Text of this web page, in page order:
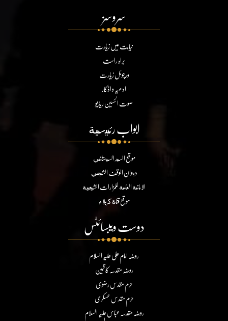
سروسز
نیابت میں زیارت
براہ راست
ورچوئل زیارت
ادعیہ و اذکار
صوت الحسین ریڈیو
ابواب رئيسية
موقع السيد السيستاني
ديوان الوقف الشيعي
الامانة العامة للمزارات الشيعية
موقع قناة كربلاء
دوست ویبسائٹس
روضہ امام علی علیہ السلام
روضہ مقدسہ کاظمین
حرم مقدس رضوی
حرم مقدس عسکری
روضہ مقدسہ عباس علیہ السلام